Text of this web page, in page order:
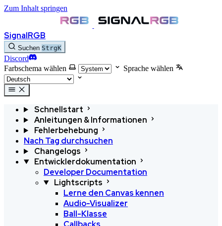
Zum Inhalt springen
SignalRGB
Suchen StrgK
Discord
Farbschema wählen
Sprache wählen
Schnellstart
Anleitungen & Informationen
Fehlerbehebung
Nach Tag durchsuchen
Changelogs
Entwicklerdokumentation
Developer Documentation
Lightscripts
Lerne den Canvas kennen
Audio-Visualizer
Ball-Klasse